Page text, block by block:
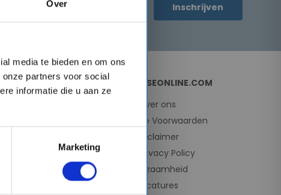
Over
media te bieden en om ons
partners voor social
informatie die u aan ze
Marketing
Inschrijven
OVER CRUISEONLINE.COM
Over ons
Algemene Voorwaarden
Disclaimer
AVG Privacy Policy
Duurzaamheid
Vacatures